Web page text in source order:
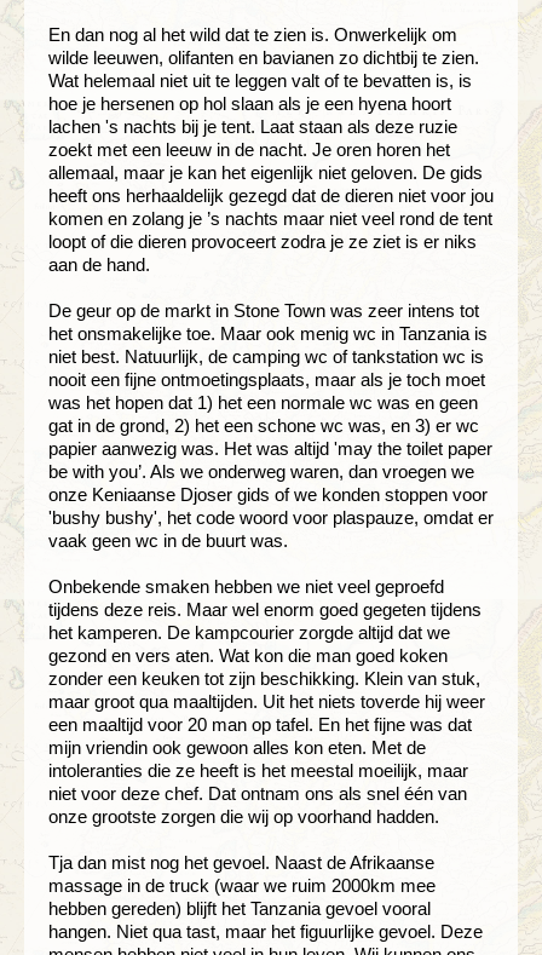
En dan nog al het wild dat te zien is. Onwerkelijk om
wilde leeuwen, olifanten en bavianen zo dichtbij te zien.
Wat helemaal niet uit te leggen valt of te bevatten is, is
hoe je hersenen op hol slaan als je een hyena hoort
lachen 's nachts bij je tent. Laat staan als deze ruzie
zoekt met een leeuw in de nacht. Je oren horen het
allemaal, maar je kan het eigenlijk niet geloven. De gids
heeft ons herhaaldelijk gezegd dat de dieren niet voor jou
komen en zolang je ’s nachts maar niet veel rond de tent
loopt of die dieren provoceert zodra je ze ziet is er niks
aan de hand.
De geur op de markt in Stone Town was zeer intens tot
het onsmakelijke toe. Maar ook menig wc in Tanzania is
niet best. Natuurlijk, de camping wc of tankstation wc is
nooit een fijne ontmoetingsplaats, maar als je toch moet
was het hopen dat 1) het een normale wc was en geen
gat in de grond, 2) het een schone wc was, en 3) er wc
papier aanwezig was. Het was altijd 'may the toilet paper
be with you’. Als we onderweg waren, dan vroegen we
onze Keniaanse Djoser gids of we konden stoppen voor
'bushy bushy', het code woord voor plaspauze, omdat er
vaak geen wc in de buurt was.
Onbekende smaken hebben we niet veel geproefd
tijdens deze reis. Maar wel enorm goed gegeten tijdens
het kamperen. De kampcourier zorgde altijd dat we
gezond en vers aten. Wat kon die man goed koken
zonder een keuken tot zijn beschikking. Klein van stuk,
maar groot qua maaltijden. Uit het niets toverde hij weer
een maaltijd voor 20 man op tafel. En het fijne was dat
mijn vriendin ook gewoon alles kon eten. Met de
intoleranties die ze heeft is het meestal moeilijk, maar
niet voor deze chef. Dat ontnam ons als snel één van
onze grootste zorgen die wij op voorhand hadden.
Tja dan mist nog het gevoel. Naast de Afrikaanse
massage in de truck (waar we ruim 2000km mee
hebben gereden) blijft het Tanzania gevoel vooral
hangen. Niet qua tast, maar het figuurlijke gevoel. Deze